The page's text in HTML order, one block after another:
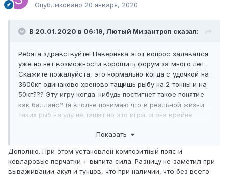
Опубликовано 20 января, 2020
В 20.01.2020 в 06:19, Лютый Мизантроп сказал:
Ребята здравствуйте! Наверняка этот вопрос задавался
уже но нет возможности ворошить форум за много лет.
Скажите пожалуйста, это нормально когда с удочкой на
3600кг одинаково хреново тащишь рыбу на 2 тонны и на
50кг??? Эту игру когда-нибудь постигнет такое понятие
как балланс? (я вполне понимаю что в реальной жизни
таких рыб на уду не тащат но это игра, и она крайне
за игрой и модернизирует ее?. Купил называется
желание играть, а таскать рыбу в 500кг по полчаса
реального времени...ну ее ... Знающих ответ просьба
Показать
Дополню. При этом установлен композитный пояс и
кевларовые перчатки + выпита сила. Разницу не заметил при
вываживании акул и тунцов, что при наличии, что без всего